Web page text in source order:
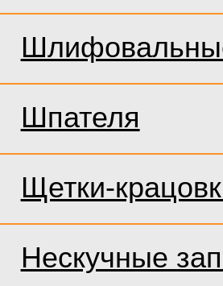
Шпателя
Щетки-
Нескучные